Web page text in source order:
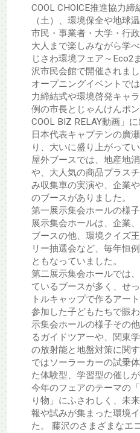
COOL CHOICE推進協力締
（土）、環境保全や地球
市民・事業者・大学・行
大人まで楽しみながら学
じさわ環境フェア～Eco2
沢市民会館で開催されまし
オープニングイベントで
力締結式や環境啓発キャ
例の市長とじゃんけんポ
COOL BIZ RELAY動画」
日本代表キャプテンの廣
り、大いに盛り上がってい
屋外ブースでは、地産地
や、大人気の商品プラス
み収集車の実演や、企業
のブースがありました。
第一展示集会ホールの様
展示集会ホールは、企業
ブースの他、環境クイズ
リー抽選会など、毎年恒
ともなっていました。
第二展示集会ホールでは
ているブースが多く、せ
トルキャップで作るアー
参加した子どもたちで賑
示集会ホールの様子その
るガイドツアーや、関東
の放射能と地盤対策に関
ではソーラーカーの試乗
た体験型、学習型の催し
今年のフェアのテーマの
り物」にふさわしく、未
報や試みが集まった環境
た。 藤沢のさまざまなエ